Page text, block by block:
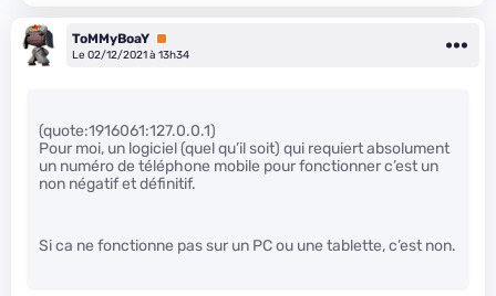
ToMMyBoaY Premium
Le 02/12/2021 à 13h34
(quote:1916061:127.0.0.1)
Pour moi, un logiciel (quel qu’il soit) qui requiert absolument
un numéro de téléphone mobile pour fonctionner c’est un
non négatif et définitif.
Si ca ne fonctionne pas sur un PC ou une tablette, c’est non.